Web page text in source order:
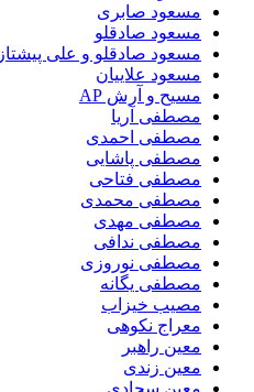
مسعود صابری
مسعود صادقلو
مسعود صادقلو و علی پیشتاز
مسعود علاییان
مسیح و آرش AP
مصطفی آریا
مصطفی احمدی
مصطفی پاشایی
مصطفی فتاحی
مصطفی محمدی
مصطفی مهدی
مصطفی ندافی
مصطفی نوروزی
مصطفی یگانه
مصیب خیزاب
معراج نکوهی
معین راهبر
معین زندی
معین سجادی